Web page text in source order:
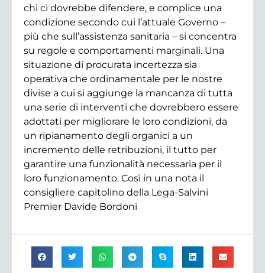
chi ci dovrebbe difendere, e complice una
condizione secondo cui l’attuale Governo –
più che sull’assistenza sanitaria – si concentra
su regole e comportamenti marginali. Una
situazione di procurata incertezza sia
operativa che ordinamentale per le nostre
divise a cui si aggiunge la mancanza di tutta
una serie di interventi che dovrebbero essere
adottati per migliorare le loro condizioni, da
un ripianamento degli organici a un
incremento delle retribuzioni, il tutto per
garantire una funzionalità necessaria per il
loro funzionamento. Così in una nota il
consigliere capitolino della Lega-Salvini
Premier Davide Bordoni